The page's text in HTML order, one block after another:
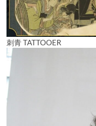
刺青 TATTOOER